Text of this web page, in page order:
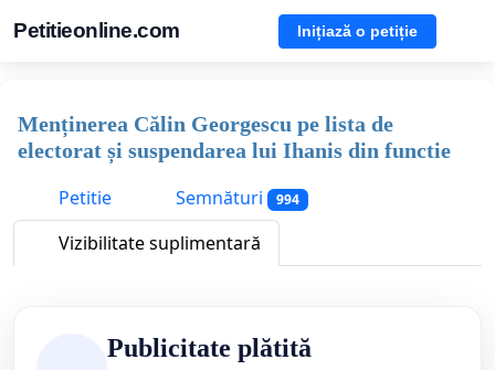
Petitieonline.com Inițiază o petiție
Menținerea Călin Georgescu pe lista de
electorat și suspendarea lui Ihanis din functie
Petitie
Semnături 994
Vizibilitate suplimentară
Publicitate plătită